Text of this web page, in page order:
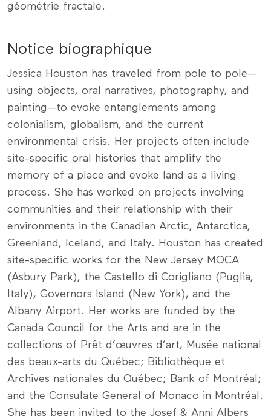
géométrie fractale.
Notice biographique
Jessica Houston has traveled from pole to pole—
using objects, oral narratives, photography, and
painting—to evoke entanglements among
colonialism, globalism, and the current
environmental crisis. Her projects often include
site-specific oral histories that amplify the
memory of a place and evoke land as a living
process. She has worked on projects involving
communities and their relationship with their
environments in the Canadian Arctic, Antarctica,
Greenland, Iceland, and Italy. Houston has created
site-specific works for the New Jersey MOCA
(Asbury Park), the Castello di Corigliano (Puglia,
Italy), Governors Island (New York), and the
Albany Airport. Her works are funded by the
Canada Council for the Arts and are in the
collections of Prêt d’œuvres d’art, Musée national
des beaux-arts du Québec; Bibliothèque et
Archives nationales du Québec; Bank of Montréal;
and the Consulate General of Monaco in Montréal.
She has been invited to the Josef & Anni Albers